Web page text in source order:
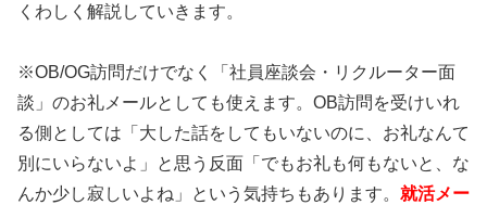
くわしく解説していきます。
※OB/OG訪問だけでなく「社員座談会・リクルーター面
談」のお礼メールとしても使えます。OB訪問を受けいれ
る側としては「大した話をしてもいないのに、お礼なんて
別にいらないよ」と思う反面「でもお礼も何もないと、な
んか少し寂しいよね」という気持ちもあります。 就活メー